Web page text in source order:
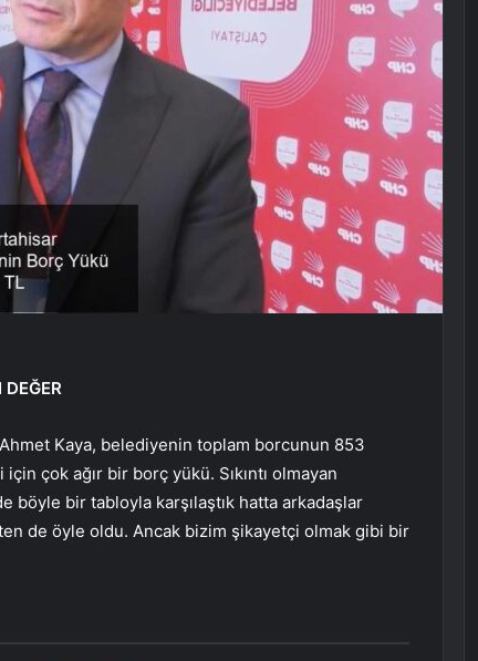
Kaya, belediyenin toplam borcunun 853
çok ağır bir borç yükü. Sıkıntı olmayan
böyle bir tabloyla karşılaştık hatta arkadaşlar
de öyle oldu. Ancak bizim şikayetçi olmak gibi bir